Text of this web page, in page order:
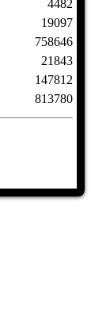
4482
19097
758646
21843
147812
813780